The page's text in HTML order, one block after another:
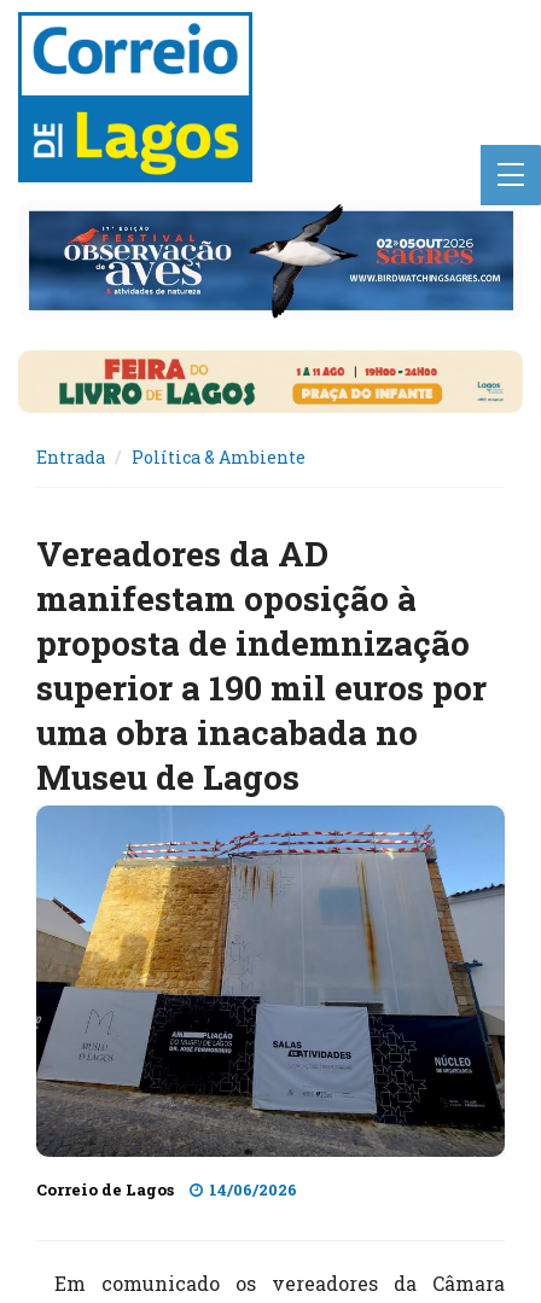
Entrada Política & Ambiente
Vereadores da AD
manifestam oposição à
proposta de indemnização
superior a 190 mil euros por
uma obra inacabada no
Museu de Lagos
Correio de Lagos 14/06/2026
Em comunicado os vereadores da Câmara